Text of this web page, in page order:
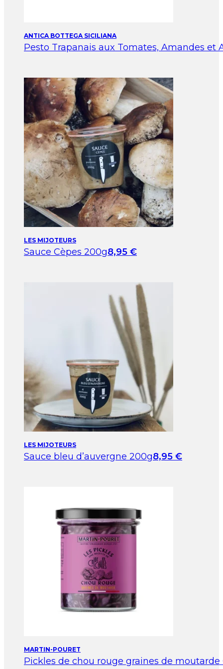
ANTICA BOTTEGA SICILIANA
Pesto Trapanais aux Tomates, Amandes et
LES MIJOTEURS
Sauce Cèpes 200g8,95 €
LES MIJOTEURS
Sauce bleu d’auvergne 200g8,95 €
MARTIN-POURET
Pickles de chou rouge graines de moutarde